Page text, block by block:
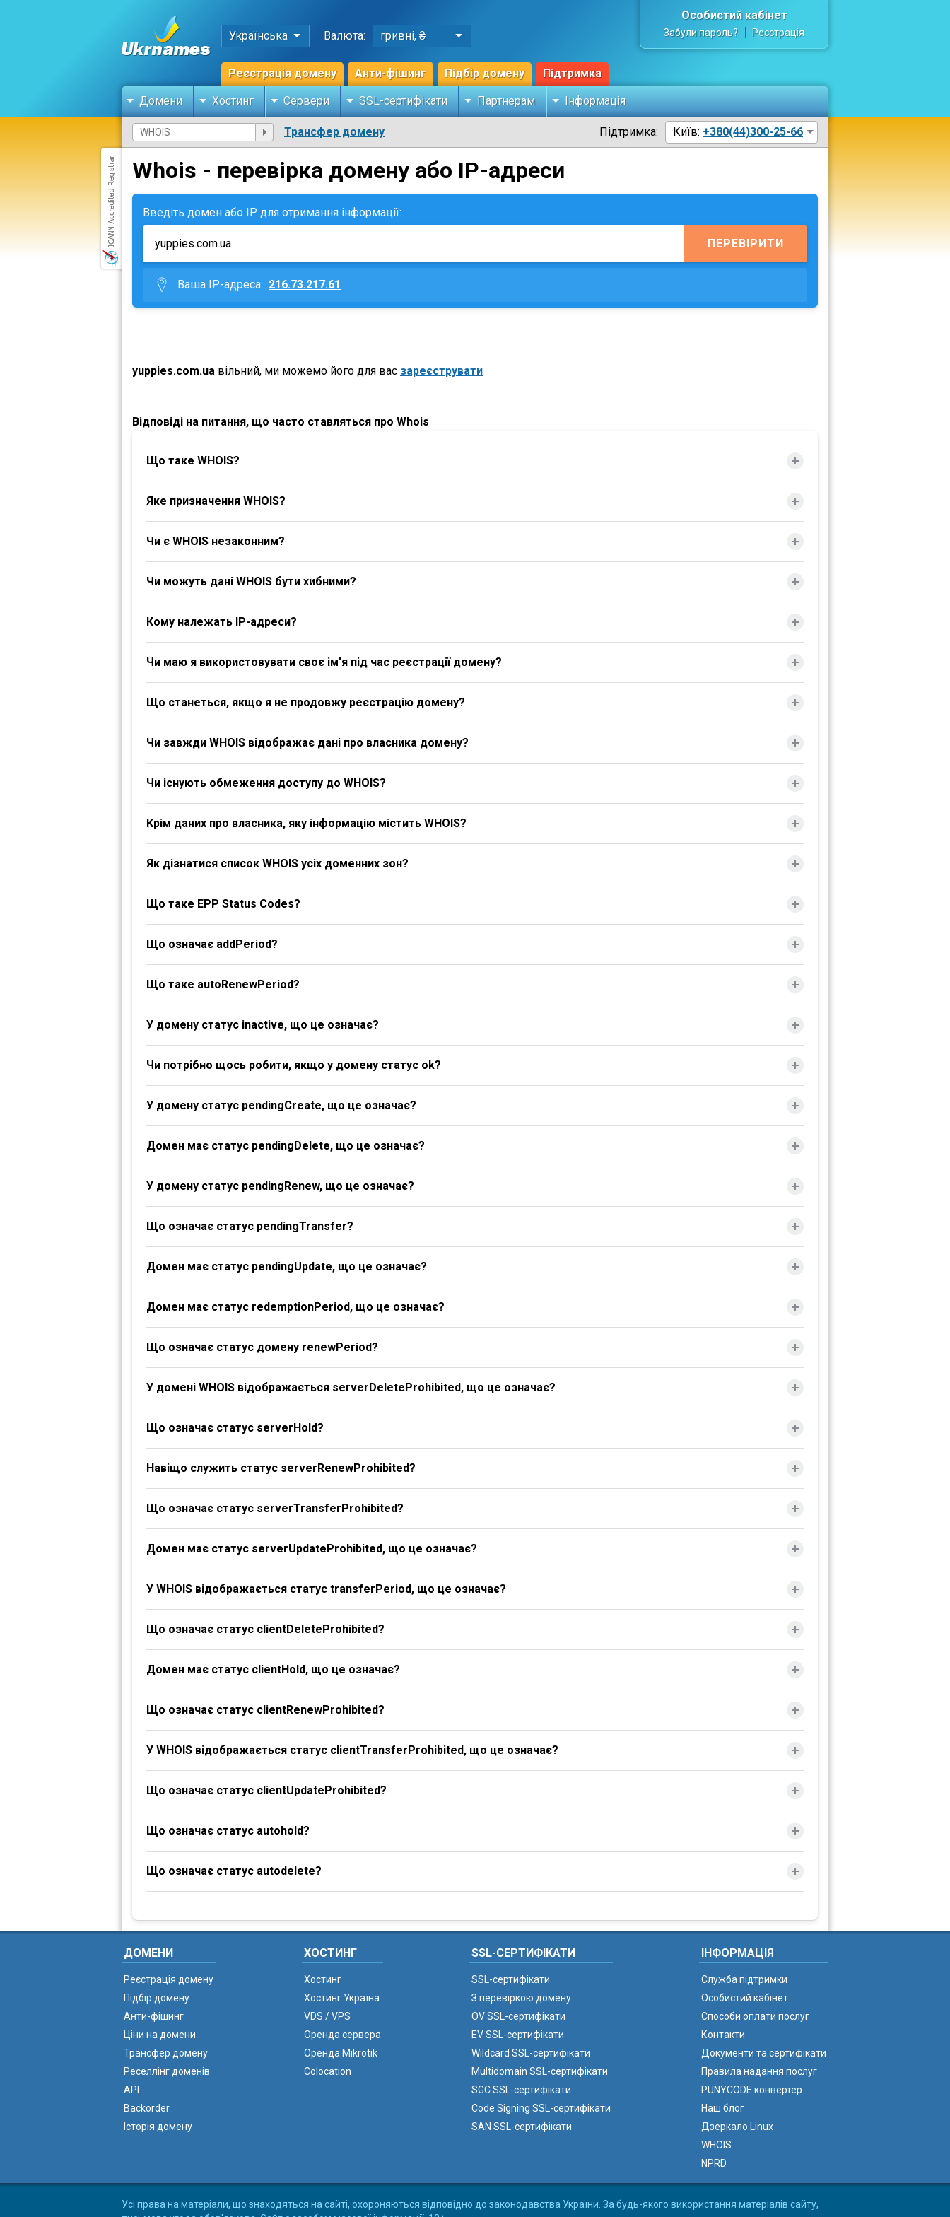
Українська Валюта: гривні, ₴
Реєстрація домену Анти-фішинг Підбір домену Підтримка
Особистий кабінет
Забули пароль? Реєстрація
Домени Хостинг Сервери SSL-сертифікати Партнерам Інформація
Трансфер домену Підтримка: Київ: +380(44)300-25-66
Whois - перевірка домену або IP-адреси
Введіть домен або IP для отримання інформації:
ПЕРЕВІРИТИ
Ваша IP-адреса: 216.73.217.61
yuppies.com.ua вільний, ми можемо його для вас зареєструвати
Відповіді на питання, що часто ставляться про Whois
Що таке WHOIS?
Яке призначення WHOIS?
Чи є WHOIS незаконним?
Чи можуть дані WHOIS бути хибними?
Кому належать IP-адреси?
Чи маю я використовувати своє ім'я під час реєстрації домену?
Що станеться, якщо я не продовжу реєстрацію домену?
Чи завжди WHOIS відображає дані про власника домену?
Чи існують обмеження доступу до WHOIS?
Крім даних про власника, яку інформацію містить WHOIS?
Як дізнатися список WHOIS усіх доменних зон?
Що таке EPP Status Codes?
Що означає addPeriod?
Що таке autoRenewPeriod?
У домену статус inactive, що це означає?
Чи потрібно щось робити, якщо у домену статус ok?
У домену статус pendingCreate, що це означає?
Домен має статус pendingDelete, що це означає?
У домену статус pendingRenew, що це означає?
Що означає статус pendingTransfer?
Домен має статус pendingUpdate, що це означає?
Домен має статус redemptionPeriod, що це означає?
Що означає статус домену renewPeriod?
У домені WHOIS відображається serverDeleteProhibited, що це означає?
Що означає статус serverHold?
Навіщо служить статус serverRenewProhibited?
Що означає статус serverTransferProhibited?
Домен має статус serverUpdateProhibited, що це означає?
У WHOIS відображається статус transferPeriod, що це означає?
Що означає статус clientDeleteProhibited?
Домен має статус clientHold, що це означає?
Що означає статус clientRenewProhibited?
У WHOIS відображається статус clientTransferProhibited, що це означає?
Що означає статус clientUpdateProhibited?
Що означає статус autohold?
Що означає статус autodelete?
ДОМЕНИ
Реєстрація домену
Підбір домену
Анти-фішинг
Ціни на домени
Трансфер домену
Реселлінг доменів
API
Backorder
Історія домену
ХОСТИНГ
Хостинг
Хостинг Україна
VDS / VPS
Оренда сервера
Оренда Mikrotik
Colocation
SSL-СЕРТИФІКАТИ
SSL-сертифікати
З перевіркою домену
OV SSL-сертифікати
EV SSL-сертифікати
Wildcard SSL-сертифікати
Multidomain SSL-сертифікати
SGC SSL-сертифікати
Code Signing SSL-сертифікати
SAN SSL-сертифікати
ІНФОРМАЦІЯ
Служба підтримки
Особистий кабінет
Способи оплати послуг
Контакти
Документи та сертифікати
Правила надання послуг
PUNYCODE конвертер
Наш блог
Дзеркало Linux
WHOIS
NPRD
Усі права на матеріали, що знаходяться на сайті, охороняються відповідно до законодавства України. За будь-якого використання матеріалів сайту,